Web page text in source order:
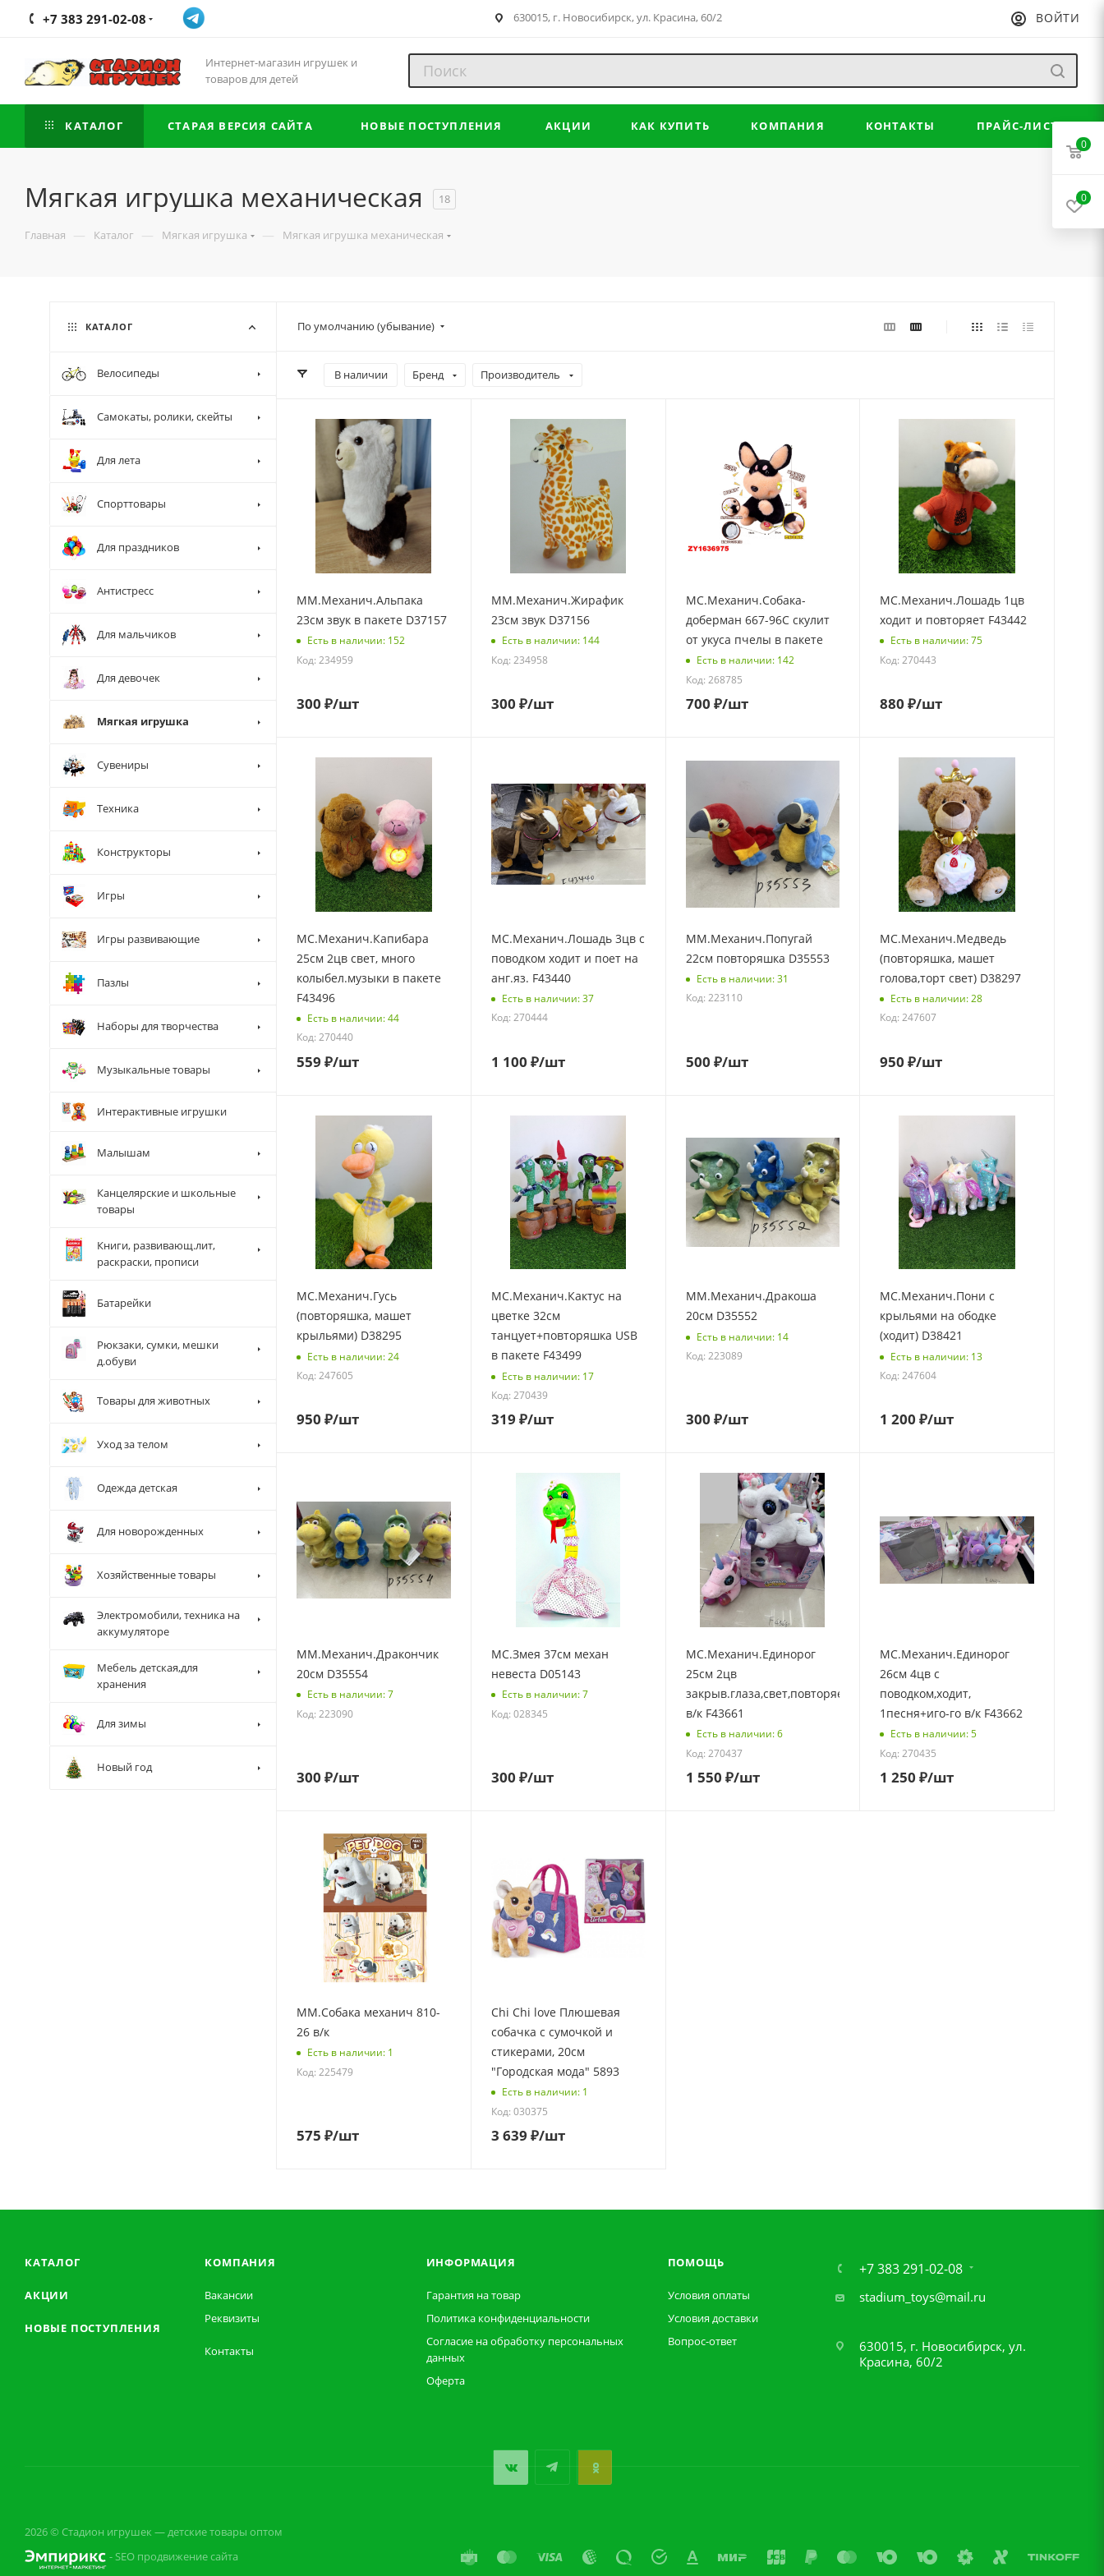
+7 383 291-02-08 630015, г. Новосибирск, ул. Красина, 60/2 ВОЙТИ
Интернет-магазин игрушек и
товаров для детей
КАТАЛОГ СТАРАЯ ВЕРСИЯ САЙТА НОВЫЕ ПОСТУПЛЕНИЯ АКЦИИ КАК КУПИТЬ КОМПАНИЯ КОНТАКТЫ ПРАЙС-ЛИСТ
Мягкая игрушка механическая 18
Главная — Каталог — Мягкая игрушка — Мягкая игрушка механическая
По умолчанию (убывание)
В наличии Бренд Производитель
ММ.Механич.Альпака
23см звук в пакете D37157
Есть в наличии: 152
Код: 234959
300 ₽/шт
ММ.Механич.Жирафик
23см звук D37156
Есть в наличии: 144
Код: 234958
300 ₽/шт
МС.Механич.Собака-
доберман 667-96C скулит
от укуса пчелы в пакете
Есть в наличии: 142
Код: 268785
700 ₽/шт
МС.Механич.Лошадь 1цв
ходит и повторяет F43442
Есть в наличии: 75
Код: 270443
880 ₽/шт
МС.Механич.Капибара
25см 2цв свет, много
колыбел.музыки в пакете
F43496
Есть в наличии: 44
Код: 270440
559 ₽/шт
МС.Механич.Лошадь 3цв с
поводком ходит и поет на
анг.яз. F43440
Есть в наличии: 37
Код: 270444
1 100 ₽/шт
ММ.Механич.Попугай
22см повторяшка D35553
Есть в наличии: 31
Код: 223110
500 ₽/шт
МС.Механич.Медведь
(повторяшка, машет
голова,торт свет) D38297
Есть в наличии: 28
Код: 247607
950 ₽/шт
МС.Механич.Гусь
(повторяшка, машет
крыльями) D38295
Есть в наличии: 24
Код: 247605
950 ₽/шт
МС.Механич.Кактус на
цветке 32см
танцует+повторяшка USB
в пакете F43499
Есть в наличии: 17
Код: 270439
319 ₽/шт
ММ.Механич.Дракоша
20см D35552
Есть в наличии: 14
Код: 223089
300 ₽/шт
МС.Механич.Пони с
крыльями на ободке
(ходит) D38421
Есть в наличии: 13
Код: 247604
1 200 ₽/шт
ММ.Механич.Дракончик
20см D35554
Есть в наличии: 7
Код: 223090
300 ₽/шт
МС.Змея 37см механ
невеста D05143
Есть в наличии: 7
Код: 028345
300 ₽/шт
МС.Механич.Единорог
25см 2цв
закрыв.глаза,свет,повторяет
в/к F43661
Есть в наличии: 6
Код: 270437
1 550 ₽/шт
МС.Механич.Единорог
26см 4цв с
поводком,ходит,
1песня+иго-го в/к F43662
Есть в наличии: 5
Код: 270435
1 250 ₽/шт
ММ.Собака механич 810-
26 в/к
Есть в наличии: 1
Код: 225479
575 ₽/шт
Chi Chi love Плюшевая
собачка с сумочкой и
стикерами, 20см
"Городская мода" 5893
Есть в наличии: 1
Код: 030375
3 639 ₽/шт
КАТАЛОГ
Велосипеды
Самокаты, ролики, скейты
Для лета
Спорттовары
Для праздников
Антистресс
Для мальчиков
Для девочек
Мягкая игрушка
Сувениры
Техника
Конструкторы
Игры
Игры развивающие
Пазлы
Наборы для творчества
Музыкальные товары
Интерактивные игрушки
Малышам
Канцелярские и школьные
товары
Книги, развивающ.лит,
раскраски, прописи
Батарейки
Рюкзаки, сумки, мешки
д.обуви
Товары для животных
Уход за телом
Одежда детская
Для новорожденных
Хозяйственные товары
Электромобили, техника на
аккумуляторе
Мебель детская,для
хранения
Для зимы
Новый год
КАТАЛОГ
АКЦИИ
НОВЫЕ ПОСТУПЛЕНИЯ
КОМПАНИЯ
Вакансии
Реквизиты
Контакты
ИНФОРМАЦИЯ
Гарантия на товар
Политика конфиденциальности
Согласие на обработку персональных
данных
Оферта
ПОМОЩЬ
Условия оплаты
Условия доставки
Вопрос-ответ
+7 383 291-02-08
stadium_toys@mail.ru
630015, г. Новосибирск, ул.
Красина, 60/2
2026 © Стадион игрушек — детские товары оптом
- SEO продвижение сайта
0
0